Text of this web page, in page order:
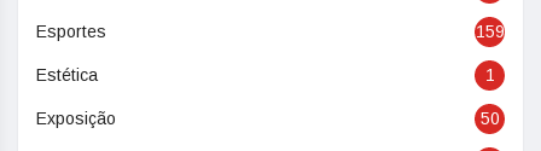
Esportes 159
Estética 1
Exposição 50